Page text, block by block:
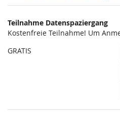
Produkte
Unkategorisierte
Produkte
Teilnahme Datenspaziergang
Kostenfreie Teilnahme! Um
GRATIS